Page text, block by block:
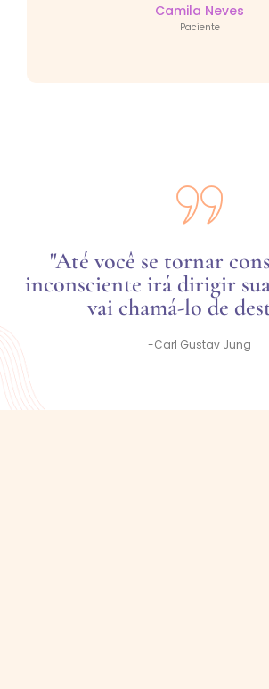
Camila Neves
Paciente
"Até você se tornar
inconsciente irá dirigir
vai chamá-lo de
-Carl Gustav Jung